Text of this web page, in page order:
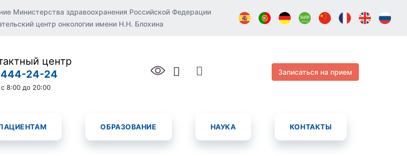
Министерства здравоохранения Российской Федерации
центр онкологии имени Н.Н. Блохина
центр
444-24-24
8:00 до 20:00
Записаться на прием
ОБРАЗОВАНИЕ НАУКА КОНТАКТЫ